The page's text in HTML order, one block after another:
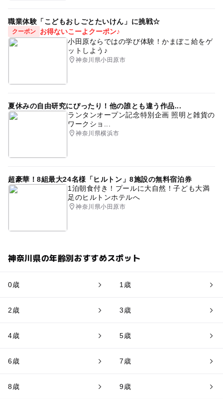
職業体験「こどもおしごとたいけん」に挑戦☆
クーポン
お得ないこーよクーポン♪
小田原ならではの学び体験！かまぼこ給をゲ
ットしよう♪
神奈川県小田原市
夏休みの自由研究にぴったり！他の誰とも違う作品...
ランタンオープン記念特別企画 照明と雑貨の
ワークショ...
神奈川県横浜市
超豪華！8組最大24名様「ヒルトン」8施設の無料宿泊券
1泊朝食付き！プールに大自然！子ども大満
足のヒルトンホテルへ
神奈川県小田原市
神奈川県の年齢別おすすめスポット
0歳 1歳
2歳 3歳
4歳 5歳
6歳 7歳
8歳 9歳